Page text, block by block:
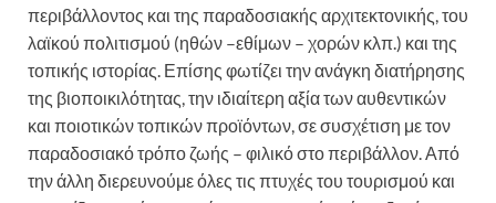
περιβάλλοντος και της παραδοσιακής αρχιτεκτονικής, του
λαϊκού πολιτισμού (ηθών –εθίμων – χορών κλπ.) και της
τοπικής ιστορίας. Επίσης φωτίζει την ανάγκη διατήρησης
της βιοποικιλότητας, την ιδιαίτερη αξία των αυθεντικών
και ποιοτικών τοπικών προϊόντων, σε συσχέτιση με τον
παραδοσιακό τρόπο ζωής – φιλικό στο περιβάλλον. Από
την άλλη διερευνούμε όλες τις πτυχές του τουρισμού και